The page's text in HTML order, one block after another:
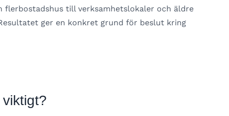
till verksamhetslokaler och äldre
ger en konkret grund för beslut kring